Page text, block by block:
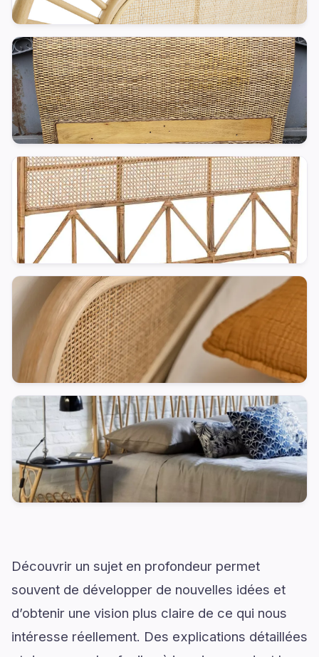
Découvrir un sujet en profondeur permet
souvent de développer de nouvelles idées et
d’obtenir une vision plus claire de ce qui nous
intéresse réellement. Des explications détaillées